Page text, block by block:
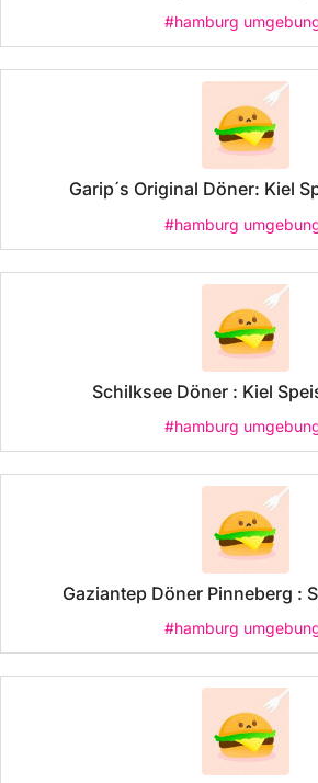
#hamburg
Garip´s Original Döner: Kiel
#hamburg
Schilksee Döner : Kiel
#hamburg
Gaziantep Döner Pinneberg :
#hamburg